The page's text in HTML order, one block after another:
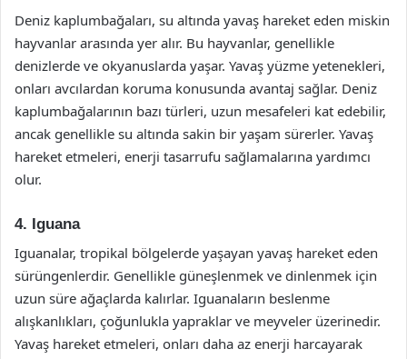
Deniz kaplumbağaları, su altında yavaş hareket eden miskin
hayvanlar arasında yer alır. Bu hayvanlar, genellikle
denizlerde ve okyanuslarda yaşar. Yavaş yüzme yetenekleri,
onları avcılardan koruma konusunda avantaj sağlar. Deniz
kaplumbağalarının bazı türleri, uzun mesafeleri kat edebilir,
ancak genellikle su altında sakin bir yaşam sürerler. Yavaş
hareket etmeleri, enerji tasarrufu sağlamalarına yardımcı
olur.
4. Iguana
Iguanalar, tropikal bölgelerde yaşayan yavaş hareket eden
sürüngenlerdir. Genellikle güneşlenmek ve dinlenmek için
uzun süre ağaçlarda kalırlar. Iguanaların beslenme
alışkanlıkları, çoğunlukla yapraklar ve meyveler üzerinedir.
Yavaş hareket etmeleri, onları daha az enerji harcayarak